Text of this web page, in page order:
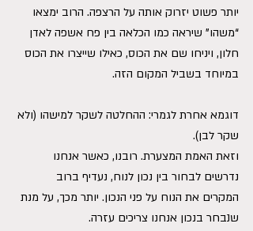
יותר פשוט יזרוק אותה על הרצפה. הרוב ימצאו
“משהו” שיראה כמו הכלאה בין פח אשפה לאדן
חלון, ויניחו שם את הכוס, כאילו שייצרו את הכוס
במיוחד בשביל המקום הזה.
דוגמא אחרת לגמרי: ההחלטה לשקר למישהו (ולא
שקר לבן).
וזאת האמת המצערת. רובנו, כאשר אנחנו
נדרשים לבחור בין נכון לנוח, נעדיף ברוב
המקרים את הנוח על פני הנכון. יותר מכך, על מנת
שנבחר בנכון אנחנו צריכים עזרה.